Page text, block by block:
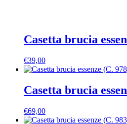
Casetta brucia
€39,00
Casetta brucia
€69,00